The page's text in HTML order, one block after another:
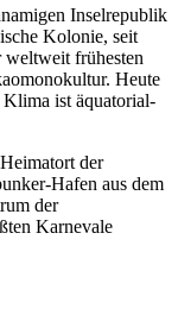
Inselrepublik
Kolonie, seit
weltweit frühesten
Heute
Klima ist äquatorial-
der
Hafen aus dem
der
Karnevale